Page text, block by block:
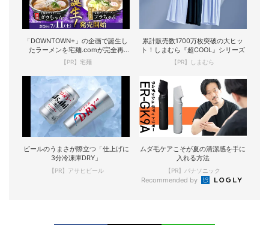
「DOWNTOWN+」の企画で誕生し
たラーメンを宅麺.comが完全再
現！
【PR】宅麺
累計販売数1700万枚突破の大ヒッ
ト！しまむら『超COOL』シリーズ
【PR】しまむら
ビールのうまさが際立つ「仕上げに
3分冷凍庫DRY」
【PR】アサヒビール
ムダ毛ケアこそが夏の清潔感を手に
入れる方法
【PR】パナソニック
Recommended by